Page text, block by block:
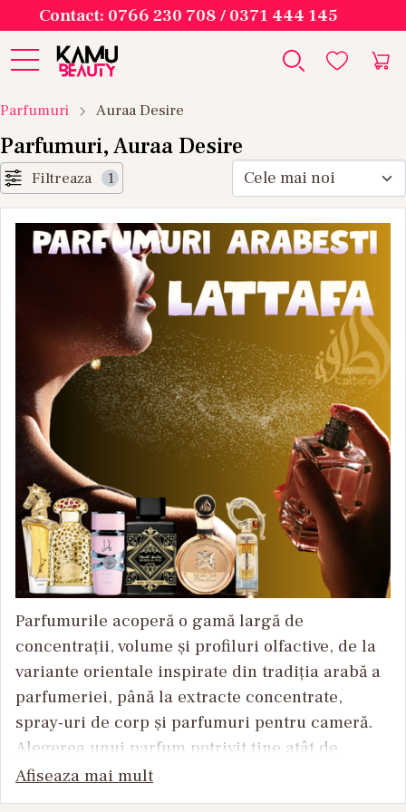
Contact: 0766 230 708 / 0371 444 145
Parfumuri Auraa Desire
Parfumuri, Auraa Desire
Filtreaza 1
Parfumurile acoperă o gamă largă de
concentrații, volume și profiluri olfactive, de la
variante orientale inspirate din tradiția arabă a
parfumeriei, până la extracte concentrate,
spray-uri de corp și parfumuri pentru cameră.
Alegerea unui parfum potrivit ține atât de
preferința olfactivă, cât și de câțiva factori
tehnici — concentrația de uleiuri parfumate,
Afiseaza mai mult